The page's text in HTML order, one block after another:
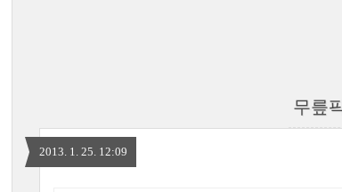
무릎
2013. 1. 25. 12:09